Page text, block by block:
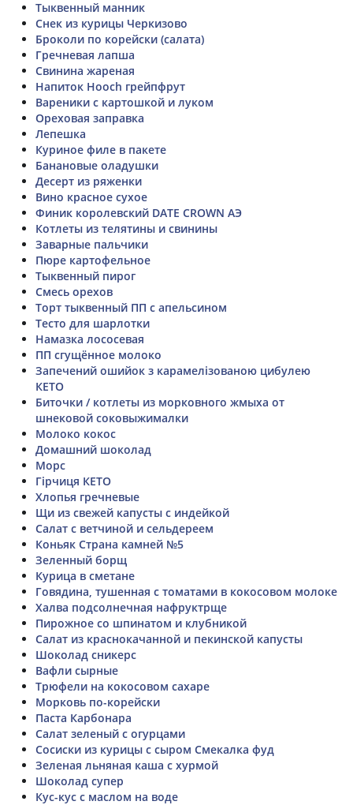
Тыквенный манник
Снек из курицы Черкизово
Броколи по корейски (салата)
Гречневая лапша
Свинина жареная
Напиток Hooch грейпфрут
Вареники с картошкой и луком
Ореховая заправка
Лепешка
Куриное филе в пакете
Банановые оладушки
Десерт из ряженки
Вино красное сухое
Финик королевский DATE CROWN АЭ
Котлеты из телятины и свинины
Заварные пальчики
Пюре картофельное
Тыквенный пирог
Смесь орехов
Торт тыквенный ПП с апельсином
Тесто для шарлотки
Намазка лососевая
ПП сгущённое молоко
Запечений ошийок з карамелізованою цибулею
КЕТО
Биточки / котлеты из морковного жмыха от
шнековой соковыжималки
Молоко кокос
Домашний шоколад
Морс
Гірчиця КЕТО
Хлопья гречневые
Щи из свежей капусты с индейкой
Салат с ветчиной и сельдереем
Коньяк Страна камней №5
Зеленный борщ
Курица в сметане
Говядина, тушенная с томатами в кокосовом молоке
Халва подсолнечная нафруктрще
Пирожное со шпинатом и клубникой
Салат из краснокачанной и пекинской капусты
Шоколад сникерс
Вафли сырные
Трюфели на кокосовом сахаре
Морковь по-корейски
Паста Карбонара
Салат зеленый с огурцами
Сосиски из курицы с сыром Смекалка фуд
Зеленая льняная каша с хурмой
Шоколад супер
Кус-кус с маслом на воде